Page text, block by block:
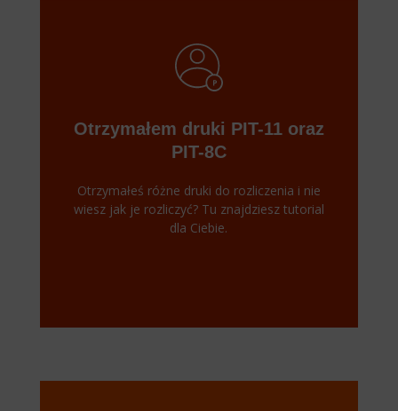
Otrzymałem druki PIT-11 oraz
PIT-8C
Otrzymałeś różne druki do rozliczenia i nie
wiesz jak je rozliczyć? Tu znajdziesz tutorial
dla Ciebie.